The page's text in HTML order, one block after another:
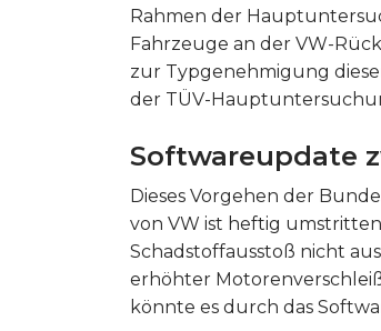
Rahmen der
Fahrzeuge an der VW-
zur Typgenehmigung
der TÜV-
Softwareupdate
Dieses Vorgehen der
von VW ist heftig
Schadstoffausstoß nicht
erhöhter
könnte es durch das